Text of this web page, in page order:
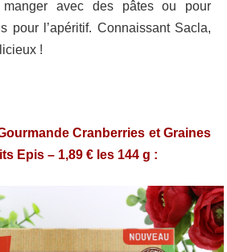
manger avec des pâtes ou pour
pour l’apéritif. Connaissant Sacla,
!
Cranberries et Graines
Epis – 1,89 € les 144 g :